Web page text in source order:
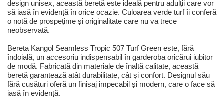
design unisex, această beretă este ideală pentru adulții care vor
să iasă în evidență în orice ocazie. Culoarea verde turf îi conferă
o notă de prospețime și originalitate care nu va trece
neobservată.
Bereta Kangol Seamless Tropic 507 Turf Green este, fără
îndoială, un accesoriu indispensabil în garderoba oricărui iubitor
de modă. Fabricată din materiale de înaltă calitate, această
beretă garantează atât durabilitate, cât și confort. Designul său
fără cusături oferă un finisaj impecabil și modern, care o face să
iasă în evidență.